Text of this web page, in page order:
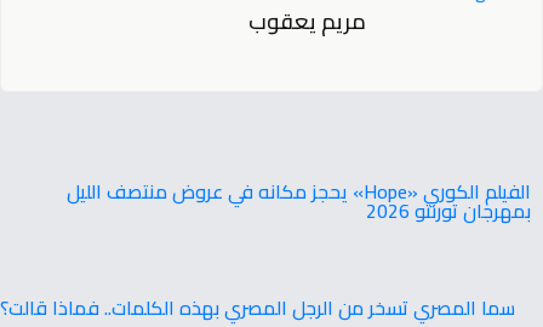
مريم يعقوب
‬بمهرجان‭ ‬تورنتو ‭ ‬2026
سما المصري تسخر من الرجل المصري بهذه الكلمات.. فماذا قالت؟